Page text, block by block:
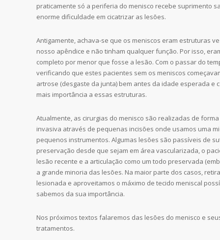
praticamente só a periferia do menisco recebe suprimento
enorme dificuldade em cicatrizar as lesões.
Antigamente, achava-se que os meniscos eram estruturas
nosso apêndice e não tinham qualquer função. Por isso,
completo por menor que fosse a lesão. Com o passar do
verificando que estes pacientes sem os meniscos
artrose (desgaste da junta) bem antes da idade esperada e
mais importância a essas estruturas.
Atualmente, as cirurgias do menisco são realizadas de
invasiva através de pequenas incisões onde usamos uma
pequenos instrumentos. Algumas lesões são passíveis de
preservação desde que sejam em área vascularizada, o
lesão recente e a articulação como um todo preservada
a grande minoria das lesões. Na maior parte dos casos,
lesionada e aproveitamos o máximo de tecido meniscal
sabemos da sua importância.
Nos próximos textos falaremos das lesões do menisco e
tratamentos.